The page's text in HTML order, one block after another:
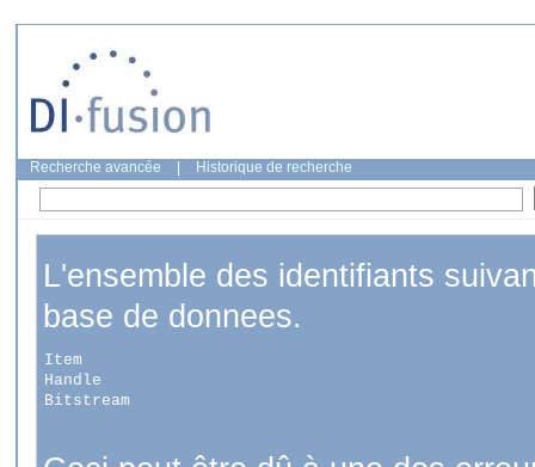
Recherche avancée Historique de recherche
L'ensemble des identifiants
base de donnees.
Item
Handle
Bitstream